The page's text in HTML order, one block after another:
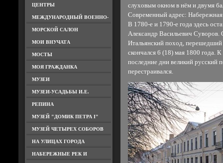
ЦЕНТРЫ
МЕЖДУНАРОДНЫЙ ВОЕННО-
МОРСКОЙ САЛОН
МОИ ВНУЧАТА
МОСТЫ
МОЯ ГРАЖДАНКА
МУЗЕИ
МУЗЕИ-УСАДЬБЫ И.Е.
РЕПИНА
МУЗЕЙ "ДОМИК ПЕТРА I"
МУЗЕЙ ЧЕТЫРЕХ СОБОРОВ
НА УЛИЦАХ ГОРОДА
НАБЕРЕЖНЫЕ РЕК И
слуховым окном в нём и двумя
Современный адрес: Набережная
В 1780-е и 1790-е года здесь
Александр Васильевич Суворов.
Итальянский поход,
скончался 6 (18) мая 1800 года.
последние дни великий русский
перестраивался.